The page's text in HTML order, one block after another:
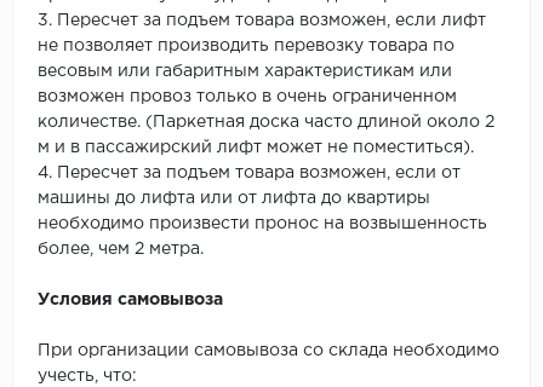
3. Пересчет за подъем товара возможен, если лифт
не позволяет производить перевозку товара по
весовым или габаритным характеристикам или
возможен провоз только в очень ограниченном
количестве. (Паркетная доска часто длиной около 2
м и в пассажирский лифт может не поместиться).
4. Пересчет за подъем товара возможен, если от
машины до лифта или от лифта до квартиры
необходимо произвести пронос на возвышенность
более, чем 2 метра.
Условия самовывоза
При организации самовывоза со склада необходимо
учесть, что: